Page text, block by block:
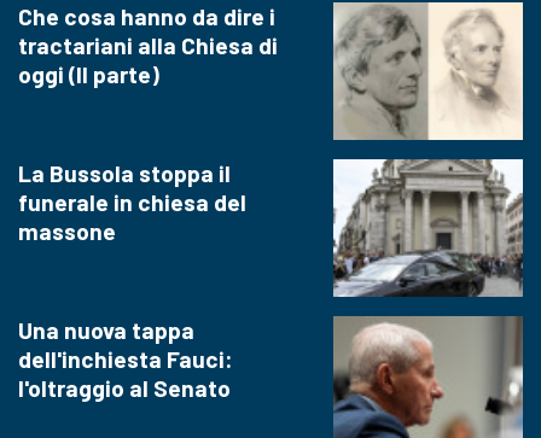
Che cosa hanno da dire i
tractariani alla Chiesa di
oggi (II parte)
La Bussola stoppa il
funerale in chiesa del
massone
Una nuova tappa
dell'inchiesta Fauci:
l'oltraggio al Senato